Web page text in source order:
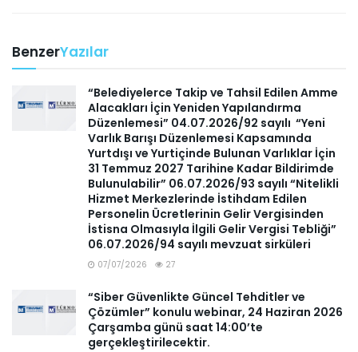
BenzerYazılar
“Belediyelerce Takip ve Tahsil Edilen Amme
Alacakları İçin Yeniden Yapılandırma
Düzenlemesi” 04.07.2026/92 sayılı “Yeni
Varlık Barışı Düzenlemesi Kapsamında
Yurtdışı ve Yurtiçinde Bulunan Varlıklar İçin
31 Temmuz 2027 Tarihine Kadar Bildirimde
Bulunulabilir” 06.07.2026/93 sayılı “Nitelikli
Hizmet Merkezlerinde İstihdam Edilen
Personelin Ücretlerinin Gelir Vergisinden
İstisna Olmasıyla İlgili Gelir Vergisi Tebliği”
06.07.2026/94 sayılı mevzuat sirküleri
07/07/2026 27
“Siber Güvenlikte Güncel Tehditler ve
Çözümler” konulu webinar, 24 Haziran 2026
Çarşamba günü saat 14:00’te
gerçekleştirilecektir.